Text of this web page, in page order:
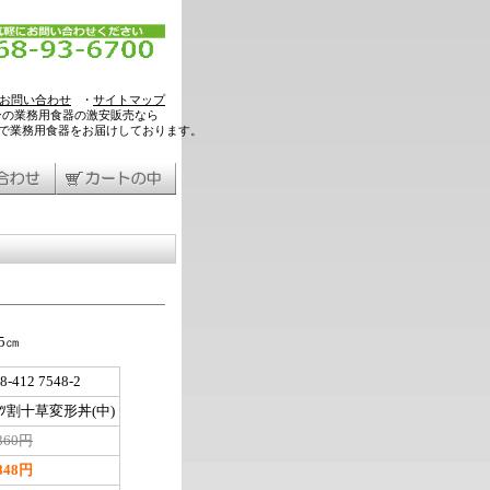
お問い合わせ ・ サイトマップ
業務用食器の激安販売なら
業務用食器をお届けしております。
㎝
412 7548-2
割十草変形丼(中)
円
円